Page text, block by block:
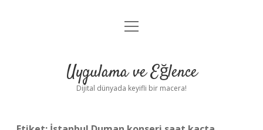
Anasayfa
Yasal Uyarı
menüyü
Uygulama ve Eğlence
Dijital dünyada keyifli bir macera!